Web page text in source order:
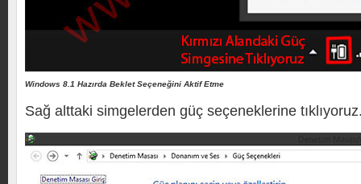
Windows 8.1 Hazırda Beklet Seçeneğini Aktif Etme
Sağ alttaki simgelerden güç seçeneklerine